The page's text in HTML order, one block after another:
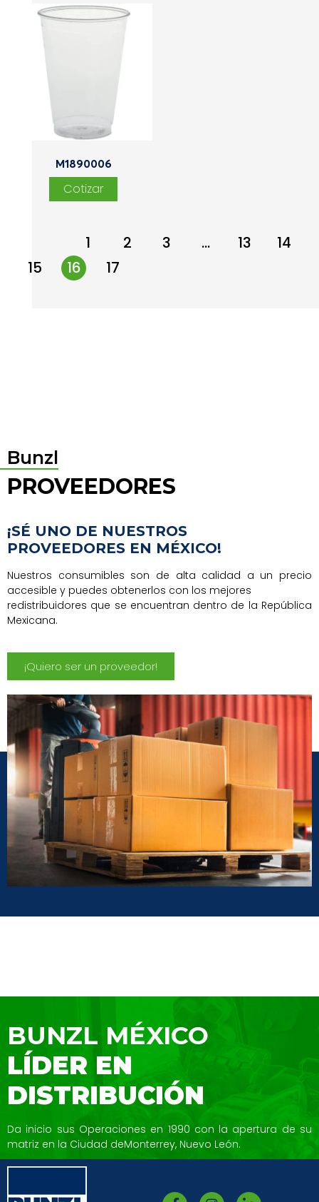
M1890006
1 2 3 … 13
14
15
16 17
Bunzl
PROVEEDORES
¡SÉ UNO DE NUESTROS
PROVEEDORES EN MÉXICO!
Nuestros consumibles son de alta calidad a un precio
accesible y puedes obtenerlos con los mejores
redistribuidores que se encuentran dentro de la República
Mexicana.
¡Quiero ser un proveedor!
BUNZL MÉXICO
LÍDER EN
DISTRIBUCIÓN
Da inicio sus Operaciones en 1990 con la apertura de su
matriz en la Ciudad deMonterrey, Nuevo León.